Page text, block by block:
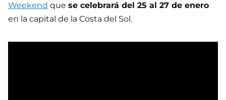
Weekend que se celebrará del 25 al 27 de enero
en la capital de la Costa del Sol.